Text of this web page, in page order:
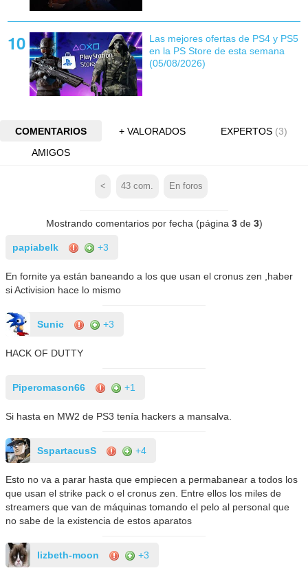
Las mejores ofertas de PS4 y PS5
en la PS Store de esta semana
(05/08/2026)
COMENTARIOS + VALORADOS EXPERTOS (3)
AMIGOS
< 43 com. En foros
Mostrando comentarios por fecha (página 3de 3)
papiabelk +3
En fornite ya están baneando a los que usan el cronus zen ,haber
si Activision hace lo mismo
Sunic +3
HACK OF DUTTY
Piperomason66 +1
Si hasta en MW2 de PS3 tenía hackers a mansalva.
SspartacusS +4
Esto no va a parar hasta que empiecen a permabanear a todos los
que usan el strike pack o el cronus zen. Entre ellos los miles de
streamers que van de máquinas tomando el pelo al personal que
no sabe de la existencia de estos aparatos
lizbeth-moon +3